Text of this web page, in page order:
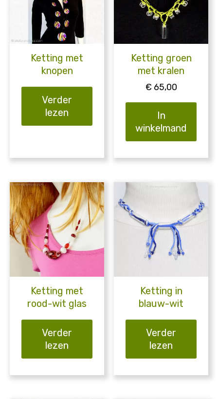
Ketting met
knopen
Verder
lezen
Ketting groen
met kralen
€ 65,00
In
winkelmand
Ketting met
rood-wit glas
Verder
lezen
Ketting in
blauw-wit
Verder
lezen